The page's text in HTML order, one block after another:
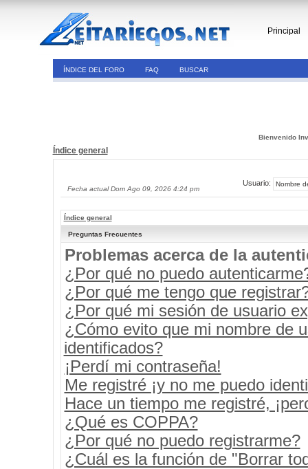
Principal
ÍNDICE DEL FORO FAQ BUSCAR
Bienvenido
Índice general
Fecha actual Dom Ago 09, 2026 4:24 pm
Usuario:
Índice general
Preguntas Frecuentes
Problemas acerca de la
¿Por qué no puedo
¿Por qué me tengo que
¿Por qué mi sesión de usuario
¿Cómo evito que mi nombre de
identificados?
¡Perdí mi contraseña!
Me registré ¡y no me puedo
Hace un tiempo me registré,
¿Qué es COPPA?
¿Por qué no puedo registrarme?
¿Cuál es la función de "Borrar